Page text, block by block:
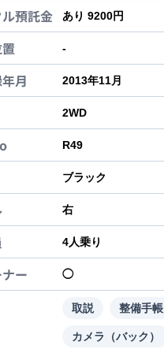
預託金 あり 9200円
-
月 2013年11月
2WD
R49
ブラック
右
4人乗り
ー ◯
取説 整備手帳
カメラ（バック）